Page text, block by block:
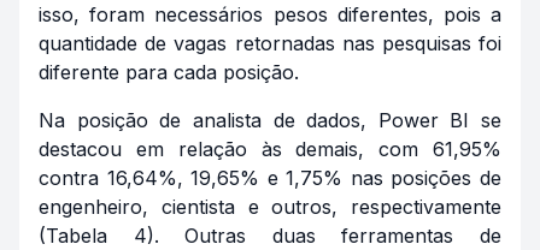
isso, foram necessários pesos diferentes, pois a
quantidade de vagas retornadas nas pesquisas foi
diferente para cada posição.
Na posição de analista de dados, Power BI se
destacou em relação às demais, com 61,95%
contra 16,64%, 19,65% e 1,75% nas posições de
engenheiro, cientista e outros, respectivamente
(Tabela 4). Outras duas ferramentas de